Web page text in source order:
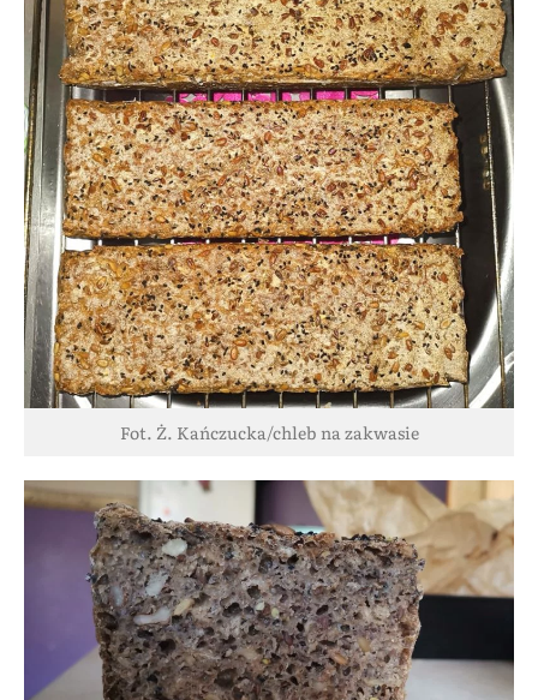
Fot. Ż. Kańczucka/chleb na zakwasie